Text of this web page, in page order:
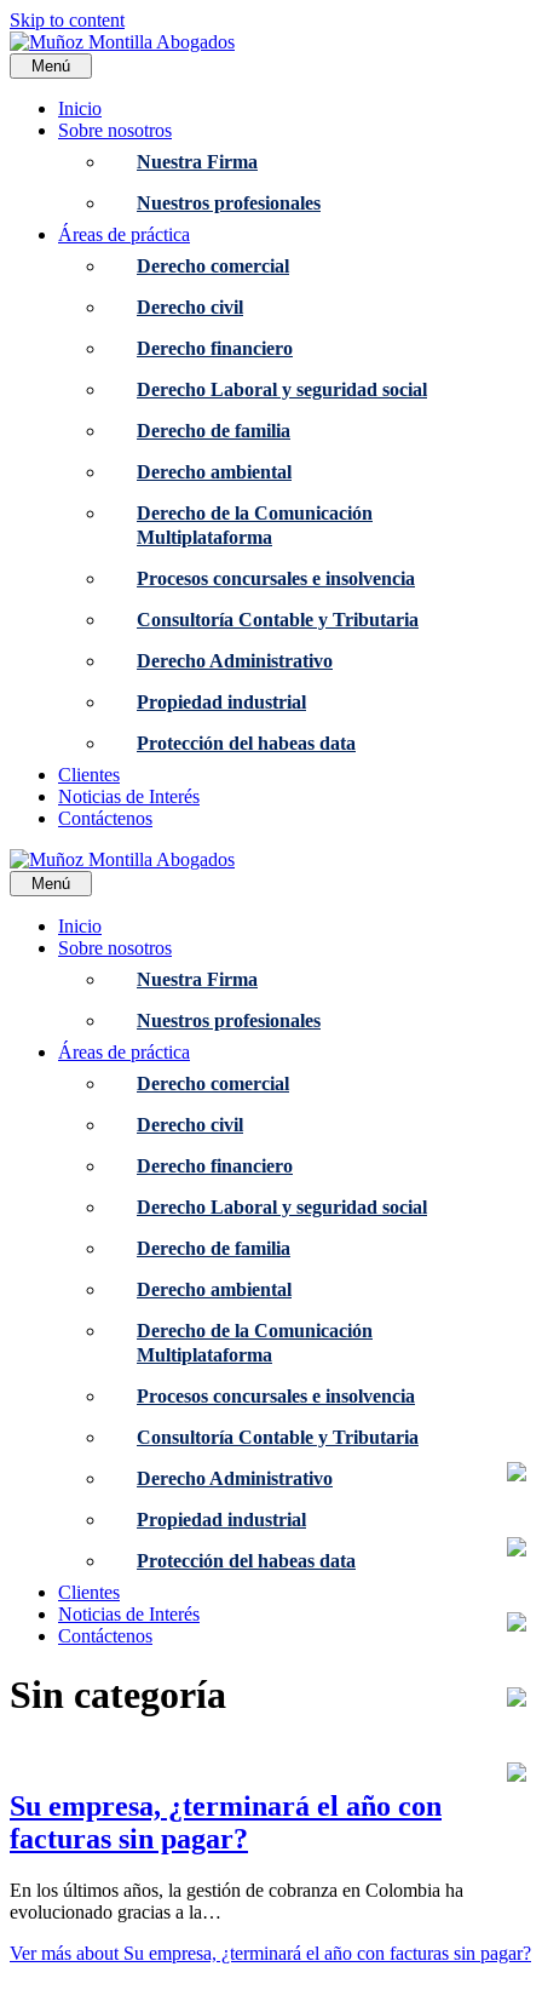
Skip to content
Menú
Inicio
Sobre nosotros
Nuestra Firma
Nuestros profesionales
Áreas de práctica
Derecho comercial
Derecho civil
Derecho financiero
Derecho Laboral y seguridad social
Derecho de familia
Derecho ambiental
Derecho de la Comunicación
Multiplataforma
Procesos concursales e insolvencia
Consultoría Contable y Tributaria
Derecho Administrativo
Propiedad industrial
Protección del habeas data
Clientes
Noticias de Interés
Contáctenos
Menú
Inicio
Sobre nosotros
Nuestra Firma
Nuestros profesionales
Áreas de práctica
Derecho comercial
Derecho civil
Derecho financiero
Derecho Laboral y seguridad social
Derecho de familia
Derecho ambiental
Derecho de la Comunicación
Multiplataforma
Procesos concursales e insolvencia
Consultoría Contable y Tributaria
Derecho Administrativo
Propiedad industrial
Protección del habeas data
Clientes
Noticias de Interés
Contáctenos
Sin categoría
Su empresa, ¿terminará el año con
facturas sin pagar?
En los últimos años, la gestión de cobranza en Colombia ha
evolucionado gracias a la…
Ver más about Su empresa, ¿terminará el año con facturas sin pagar?